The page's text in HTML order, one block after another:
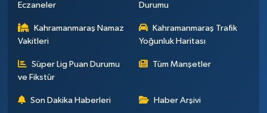
Eczaneler
Durumu
Kahramanmaraş Namaz
Vakitleri
Kahramanmaraş Trafik
Yoğunluk Haritası
Süper Lig Puan Durumu
ve Fikstür
Tüm Manşetler
Son Dakika Haberleri Haber Arşivi